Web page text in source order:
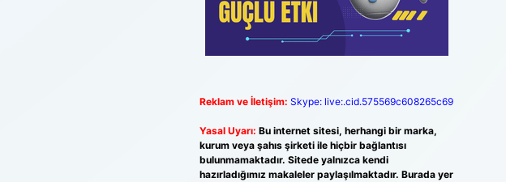
Reklam ve İletişim: Skype: live:.cid.575569c608265c69
Yasal Uyarı: Bu internet sitesi, herhangi bir marka,
kurum veya şahıs şirketi ile hiçbir bağlantısı
bulunmamaktadır. Sitede yalnızca kendi
hazırladığımız makaleler paylaşılmaktadır. Burada yer